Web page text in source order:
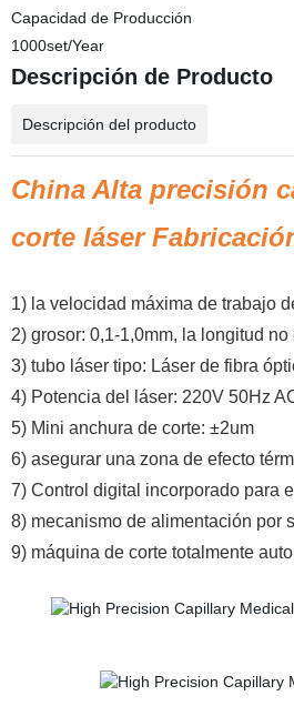
Capacidad de Producción
1000set/Year
Descripción de Producto
Descripción del producto
China Alta precisión
corte láser
1) la velocidad máxima de trabajo
2) grosor: 0,1-1,0mm, la longitud no
3) tubo láser tipo: Láser de fibra
4) Potencia del láser: 220V 50Hz
5) Mini anchura de corte: ±2um
6) asegurar una zona de efecto
7) Control digital incorporado para
8) mecanismo de alimentación por
9) máquina de corte totalmente